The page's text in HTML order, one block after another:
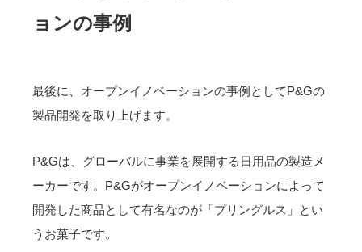
ョンの事例
最後に、オープンイノベーションの事例としてP&Gの
製品開発を取り上げます。
P&Gは、グローバルに事業を展開する日用品の製造メ
ーカーです。P&Gがオープンイノベーションによって
開発した商品として有名なのが「プリングルス」とい
うお菓子です。